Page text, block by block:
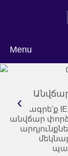
Menu
language
Ամրագրե'ք
անվճար